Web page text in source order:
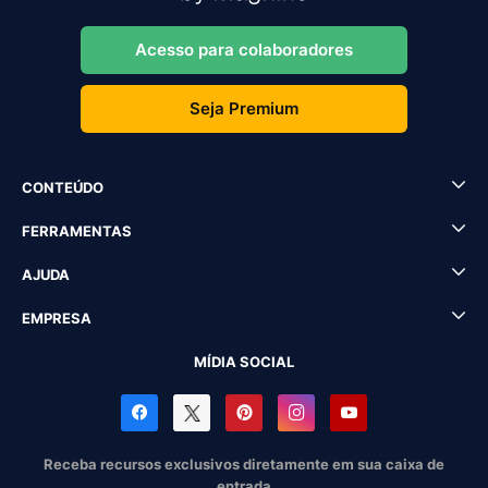
Acesso para colaboradores
Seja Premium
CONTEÚDO
FERRAMENTAS
AJUDA
EMPRESA
MÍDIA SOCIAL
Receba recursos exclusivos diretamente em sua caixa de